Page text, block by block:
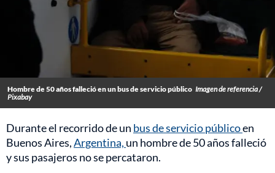
Hombre de 50 años falleció en un bus de servicio público Imagen de referencia /
Pixabay
Durante el recorrido de un bus de servicio públicoen
Buenos Aires,Argentina, un hombre de 50 años falleció
y sus pasajeros no se percataron.